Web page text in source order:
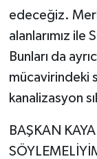
edeceğiz.
alanlarımız ile
Bunları da
mücavirindeki
kanalizasyon
BAŞKAN